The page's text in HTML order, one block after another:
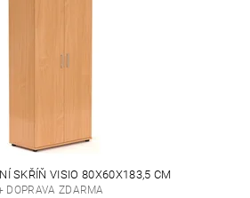
SKŘÍŇ VISIO 80X60X183,5 CM
DOPRAVA ZDARMA